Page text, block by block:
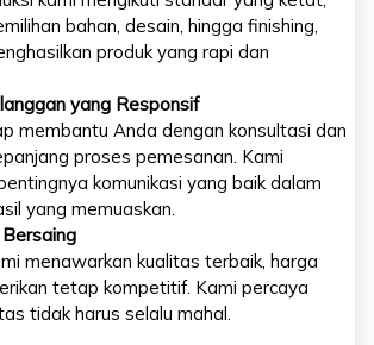
bahan, desain, hingga finishing,
produk yang rapi dan
yang Responsif
membantu Anda dengan konsultasi dan
proses pemesanan. Kami
komunikasi yang baik dalam
yang memuaskan.
menawarkan kualitas terbaik, harga
tetap kompetitif. Kami percaya
tidak harus selalu mahal.